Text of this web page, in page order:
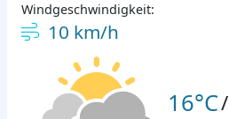
Windgeschwindigkeit:
10 km/h
16°C/